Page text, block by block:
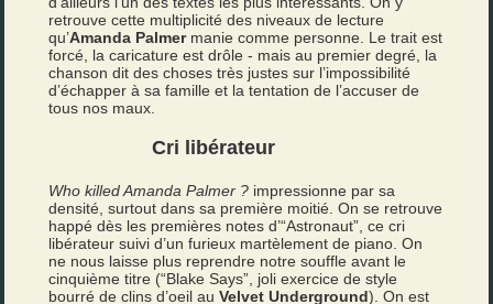
retrouve cette multiplicité des niveaux de lecture
qu’Amanda Palmermanie comme personne. Le trait est
forcé, la caricature est drôle - mais au premier degré, la
chanson dit des choses très justes sur l’impossibilité
d’échapper à sa famille et la tentation de l’accuser de
tous nos maux.
Cri libérateur
Who killed Amanda Palmer ? impressionne par sa
densité, surtout dans sa première moitié. On se retrouve
happé dès les premières notes d’“Astronaut”, ce cri
libérateur suivi d’un furieux martèlement de piano. On
ne nous laisse plus reprendre notre souffle avant le
cinquième titre (“Blake Says”, joli exercice de style
bourré de clins d’oeil auVelvet Underground). On est